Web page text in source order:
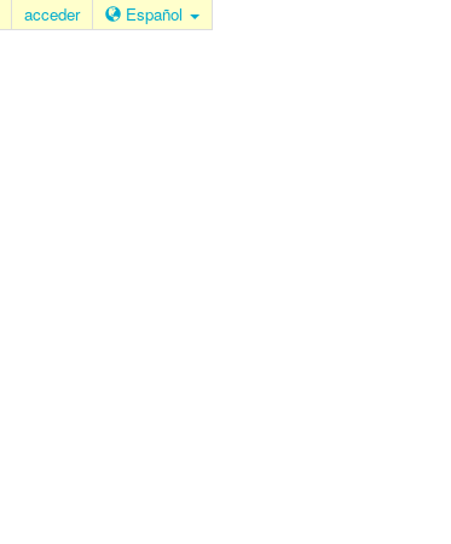
acceder Español